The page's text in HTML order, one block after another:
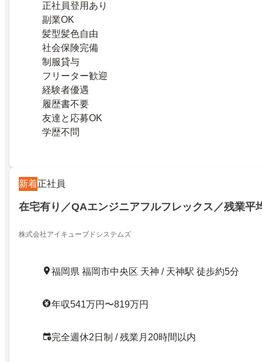
正社員登用あり
副業OK
髪型髪色自由
社会保険完備
制服貸与
フリーター歓迎
経験者優遇
履歴書不要
友達と応募OK
学歴不問
新着正社員
在宅有り／QAエンジニアフルフレックス／残業平
株式会社アイキューブドシステムズ
福岡県 福岡市中央区 天神 / 天神駅 徒歩約5分
年収541万円〜819万円
完全週休2日制 / 残業月20時間以内